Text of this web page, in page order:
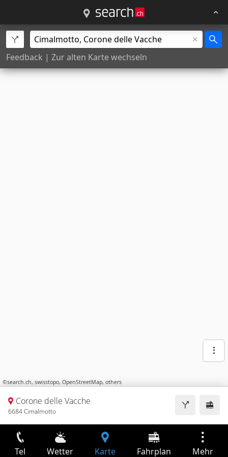
Feedback | Zur alten Karte wechseln
©search.ch, swisstopo, OpenStreetMap, others
Corone delle Vacche
6684 Cimalmotto
Tel Wetter Karte Fahrplan Mehr